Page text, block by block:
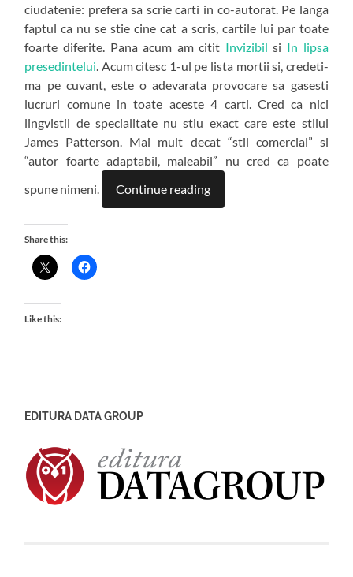
ciudatenie: prefera sa scrie carti in co-autorat. Pe langa
faptul ca nu se stie cine cat a scris, cartile lui par toate
foarte diferite. Pana acum am citit Invizibil si In lipsa
presedintelui . Acum citesc 1-ul pe lista mortii si, credeti-
ma pe cuvant, este o adevarata provocare sa gasesti
lucruri comune in toate aceste 4 carti. Cred ca nici
lingvistii de specialitate nu stiu exact care este stilul
James Patterson. Mai mult decat “stil comercial” si
“autor foarte adaptabil, maleabil” nu cred ca poate
spune nimeni.
Continue reading
Share this:
Like this:
EDITURA DATA GROUP